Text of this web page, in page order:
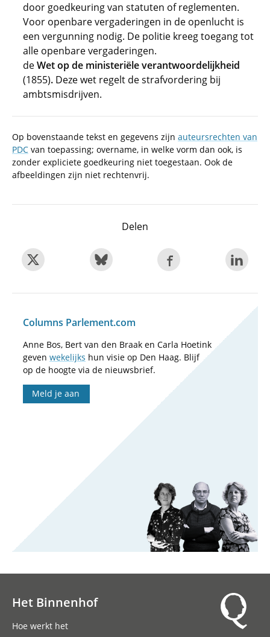
door goedkeuring van statuten of reglementen.
Voor openbare vergaderingen in de openlucht is
een vergunning nodig. De politie kreeg toegang tot
alle openbare vergaderingen.
deWet op de ministeriële verantwoordelijkheid
(1855). Deze wet regelt de strafvordering bij
ambtsmisdrijven.
Op bovenstaande tekst en gegevens zijn auteursrechten van
PDC van toepassing; overname, in welke vorm dan ook, is
zonder expliciete goedkeuring niet toegestaan. Ook de
afbeeldingen zijn niet rechtenvrij.
Delen
Columns Parlement.com
Anne Bos, Bert van den Braak en Carla Hoetink
geven wekelijks hun visie op Den Haag. Blijf
op de hoogte via de nieuwsbrief.
Meld je aan
Het Binnenhof
Hoe werkt het